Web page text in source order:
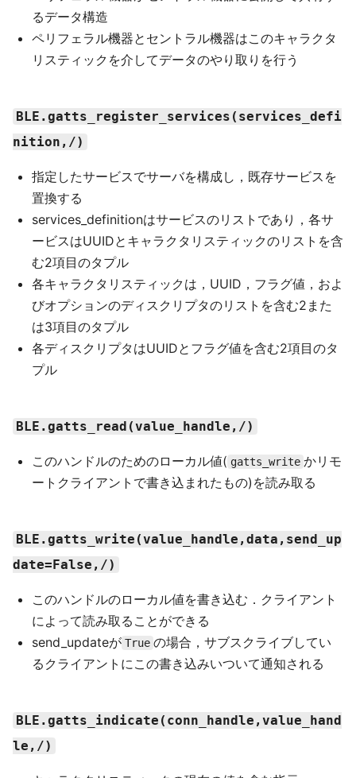
るデータ構造
ペリフェラル機器とセントラル機器はこのキャラクタ
リスティックを介してデータのやり取りを行う
BLE.gatts_register_services(services_defi
nition,/)
指定したサービスでサーバを構成し，既存サービスを
置換する
services_definitionはサービスのリストであり，各サ
ービスはUUIDとキャラクタリスティックのリストを含
む2項目のタプル
各キャラクタリスティックは，UUID，フラグ値，およ
びオプションのディスクリプタのリストを含む2また
は3項目のタプル
各ディスクリプタはUUIDとフラグ値を含む2項目のタ
プル
BLE.gatts_read(value_handle,/)
このハンドルのためのローカル値( gatts_write かリモ
ートクライアントで書き込まれたもの)を読み取る
BLE.gatts_write(value_handle,data,send_up
date=False,/)
このハンドルのローカル値を書き込む．クライアント
によって読み取ることができる
send_updateが True の場合，サブスクライブしてい
るクライアントにこの書き込みいついて通知される
BLE.gatts_indicate(conn_handle,value_hand
le,/)